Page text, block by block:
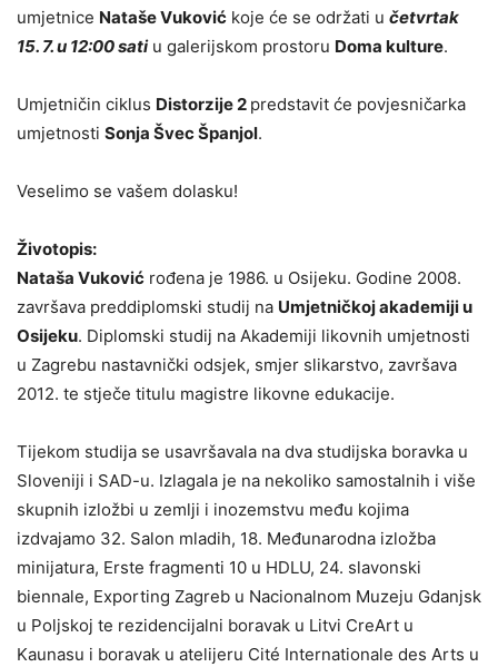
umjetnice Nataše Vuković koje će se održati u četvrtak
15. 7. u 12:00 satiu galerijskom prostoru Doma kulture.
Umjetničin ciklus Distorzije 2 predstavit će povjesničarka
umjetnosti Sonja Švec Španjol.
Veselimo se vašem dolasku!
Životopis:
Nataša Vuković rođena je 1986. u Osijeku. Godine 2008.
završava preddiplomski studij na Umjetničkoj akademiji u
Osijeku. Diplomski studij na Akademiji likovnih umjetnosti
u Zagrebu nastavnički odsjek, smjer slikarstvo, završava
2012. te stječe titulu magistre likovne edukacije.
Tijekom studija se usavršavala na dva studijska boravka u
Sloveniji i SAD-u. Izlagala je na nekoliko samostalnih i više
skupnih izložbi u zemlji i inozemstvu među kojima
izdvajamo 32. Salon mladih, 18. Međunarodna izložba
minijatura, Erste fragmenti 10 u HDLU, 24. slavonski
biennale, Exporting Zagreb u Nacionalnom Muzeju Gdanjsk
u Poljskoj te rezidencijalni boravak u Litvi CreArt u
Kaunasu i boravak u atelijeru Cité Internationale des Arts u